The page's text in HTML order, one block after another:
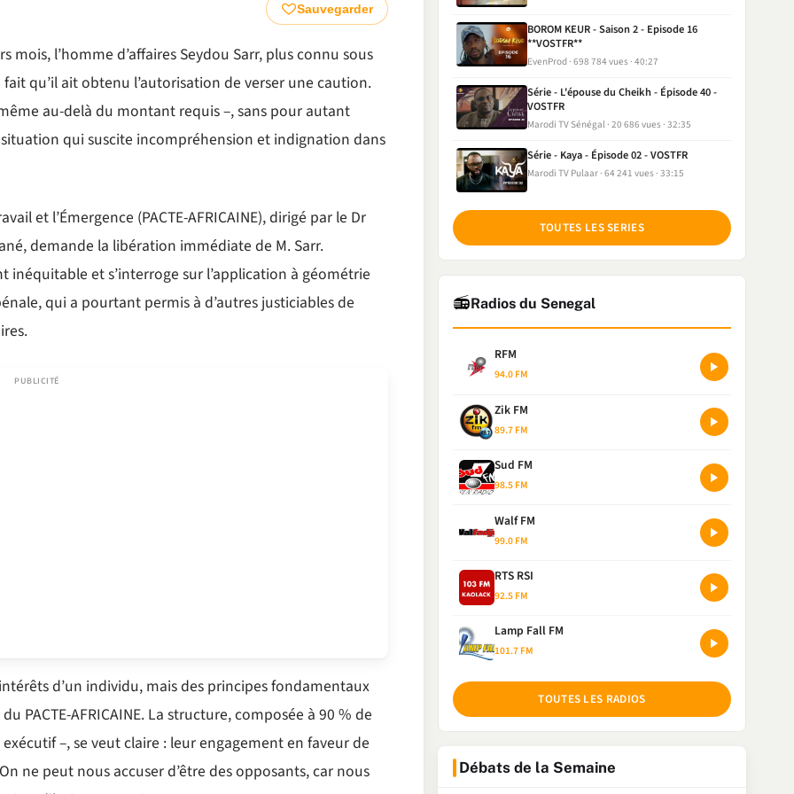
Sauvegarder
l’homme d’affaires Seydou Sarr, plus connu sous
qu’il ait obtenu l’autorisation de verser une caution.
au-delà du montant requis –, sans pour autant
qui suscite incompréhension et indignation dans
et l’Émergence (PACTE-AFRICAINE), dirigé par le Dr
demande la libération immédiate de M. Sarr.
et s’interroge sur l’application à géométrie
qui a pourtant permis à d’autres justiciables de
d’un individu, mais des principes fondamentaux
PACTE-AFRICAINE. La structure, composée à 90 % de
–, se veut claire : leur engagement en faveur de
ne peut nous accuser d’être des opposants, car nous
BOROM KEUR - Saison 2 - Episode 16
**VOSTFR**
EvenProd 698 784 vues 40:27
Série - L'épouse du Cheikh - Épisode 40 -
VOSTFR
Marodi TV Sénégal 20 686 vues 32:35
Série - Kaya - Épisode 02 - VOSTFR
Marodi TV Pulaar 64 241 vues 33:15
TOUTES LES SERIES
📻Radios du Senegal
RFM
94.0 FM
Zik FM
89.7 FM
Sud FM
98.5 FM
Walf FM
99.0 FM
RTS RSI
92.5 FM
Lamp Fall FM
101.7 FM
TOUTES LES RADIOS
Débats de la Semaine